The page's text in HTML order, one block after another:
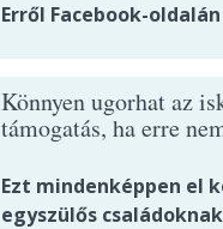
Erről Facebook-
Könnyen ugorhat az
támogatás, ha erre
Ezt mindenképpen el
egyszülős